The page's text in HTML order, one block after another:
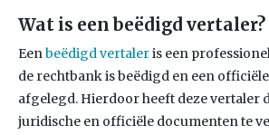
Wat is een beëdigd vertaler?
Eenbeëdigd vertaleris een
de rechtbank is beëdigd en een
afgelegd. Hierdoor heeft deze vertaler
juridische en officiële documenten te